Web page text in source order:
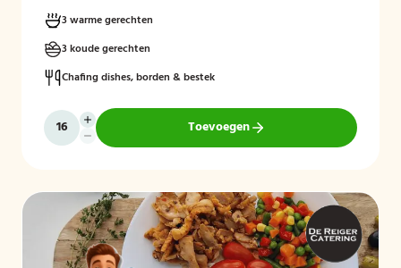
3 warme gerechten
3 koude gerechten
Chafing dishes, borden & bestek
Toevoegen